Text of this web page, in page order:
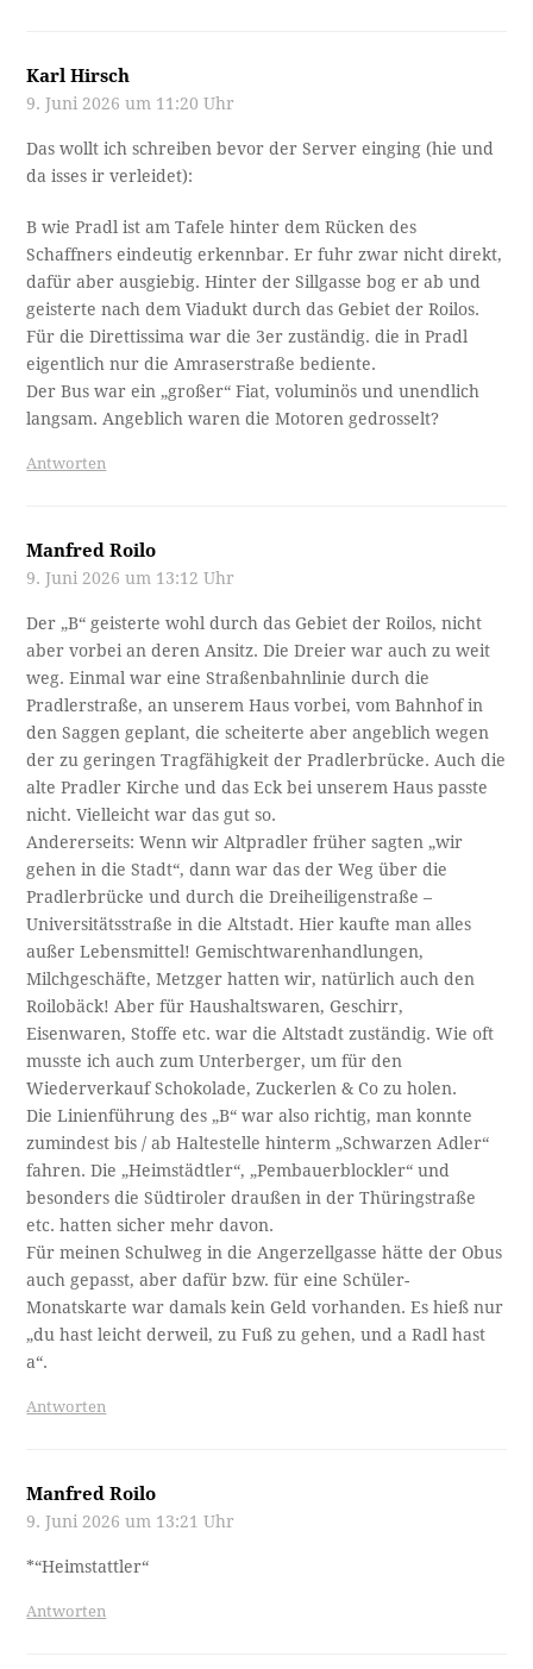
Karl Hirsch
9. Juni 2026 um 11:20 Uhr
Das wollt ich schreiben bevor der Server einging (hie und
da isses ir verleidet):
B wie Pradl ist am Tafele hinter dem Rücken des
Schaffners eindeutig erkennbar. Er fuhr zwar nicht direkt,
dafür aber ausgiebig. Hinter der Sillgasse bog er ab und
geisterte nach dem Viadukt durch das Gebiet der Roilos.
Für die Direttissima war die 3er zuständig. die in Pradl
eigentlich nur die Amraserstraße bediente.
Der Bus war ein „großer“ Fiat, voluminös und unendlich
langsam. Angeblich waren die Motoren gedrosselt?
Antworten
Manfred Roilo
9. Juni 2026 um 13:12 Uhr
Der „B“ geisterte wohl durch das Gebiet der Roilos, nicht
aber vorbei an deren Ansitz. Die Dreier war auch zu weit
weg. Einmal war eine Straßenbahnlinie durch die
Pradlerstraße, an unserem Haus vorbei, vom Bahnhof in
den Saggen geplant, die scheiterte aber angeblich wegen
der zu geringen Tragfähigkeit der Pradlerbrücke. Auch die
alte Pradler Kirche und das Eck bei unserem Haus passte
nicht. Vielleicht war das gut so.
Andererseits: Wenn wir Altpradler früher sagten „wir
gehen in die Stadt“, dann war das der Weg über die
Pradlerbrücke und durch die Dreiheiligenstraße –
Universitätsstraße in die Altstadt. Hier kaufte man alles
außer Lebensmittel! Gemischtwarenhandlungen,
Milchgeschäfte, Metzger hatten wir, natürlich auch den
Roilobäck! Aber für Haushaltswaren, Geschirr,
Eisenwaren, Stoffe etc. war die Altstadt zuständig. Wie oft
musste ich auch zum Unterberger, um für den
Wiederverkauf Schokolade, Zuckerlen & Co zu holen.
Die Linienführung des „B“ war also richtig, man konnte
zumindest bis / ab Haltestelle hinterm „Schwarzen Adler“
fahren. Die „Heimstädtler“, „Pembauerblockler“ und
besonders die Südtiroler draußen in der Thüringstraße
etc. hatten sicher mehr davon.
Für meinen Schulweg in die Angerzellgasse hätte der Obus
auch gepasst, aber dafür bzw. für eine Schüler-
Monatskarte war damals kein Geld vorhanden. Es hieß nur
„du hast leicht derweil, zu Fuß zu gehen, und a Radl hast
a“.
Antworten
Manfred Roilo
9. Juni 2026 um 13:21 Uhr
*“Heimstattler“
Antworten